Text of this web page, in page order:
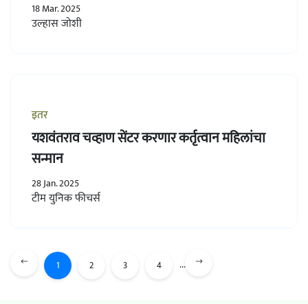
18 Mar. 2025
उल्हास जोशी
इतर
यशवंतराव चव्हाण सेंटर करणार कर्तृत्वान महिलांचा
सन्मान
28 Jan. 2025
टीम युनिक फीचर्स
1 2 3 4 ...